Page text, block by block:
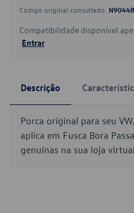
Código original consultado:
Compatibilidade disponível
Entrar
Descrição
Porca original para seu
aplica em Fusca Bora
genuínas na sua loja